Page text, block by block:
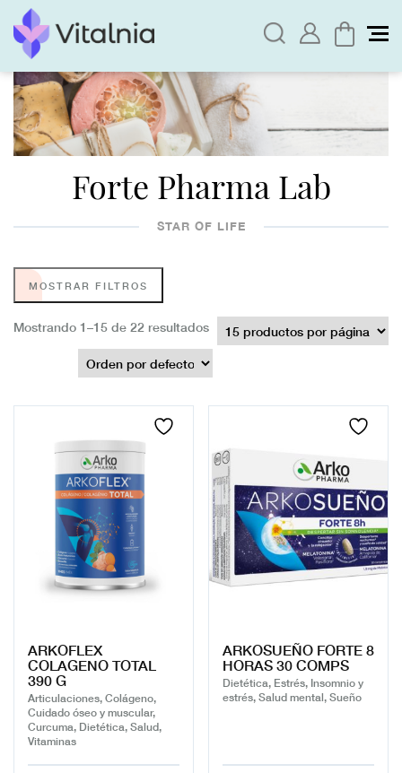
Forte Pharma Lab
STAR OF LIFE
MOSTRAR FILTROS
Mostrando 1–15 de 22 resultados
ARKOFLEX
COLAGENO TOTAL
390 G
Articulaciones, Colágeno,
Cuidado óseo y muscular,
Curcuma, Dietética, Salud,
Vitaminas
ARKOSUEÑO FORTE 8
HORAS 30 COMPS
Dietética, Estrés, Insomnio y
estrés, Salud mental, Sueño